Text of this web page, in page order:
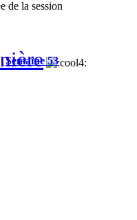
de la session
nière
Semaine 53